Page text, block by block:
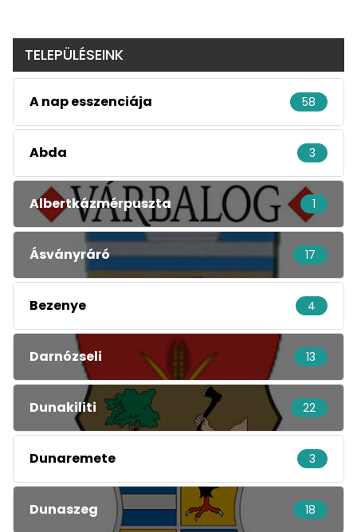
TELEPÜLÉSEINK
A nap esszenciája 58
Abda 3
Albertkázmérpuszta 1
Ásványráró 17
Bezenye 4
Darnózseli 13
Dunakiliti 22
Dunaremete 3
Dunaszeg 18